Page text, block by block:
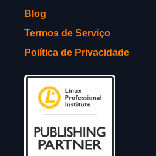
Blog
Termos de Serviço
Política de Privacidade